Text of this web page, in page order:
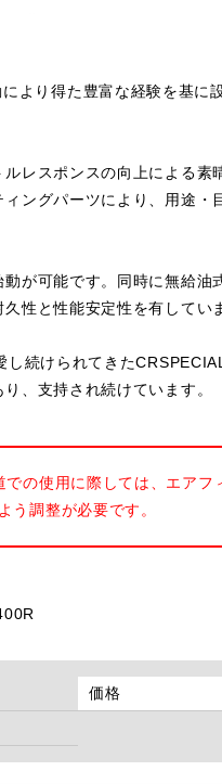
より得た豊富な経験を基に
レスポンスの向上による素
ングパーツにより、用途・
が可能です。同時に無給油
性と性能安定性を有してい
続けられてきた
、支持され続けています。
の使用に際しては、エアフ
う調整が必要です。
価格